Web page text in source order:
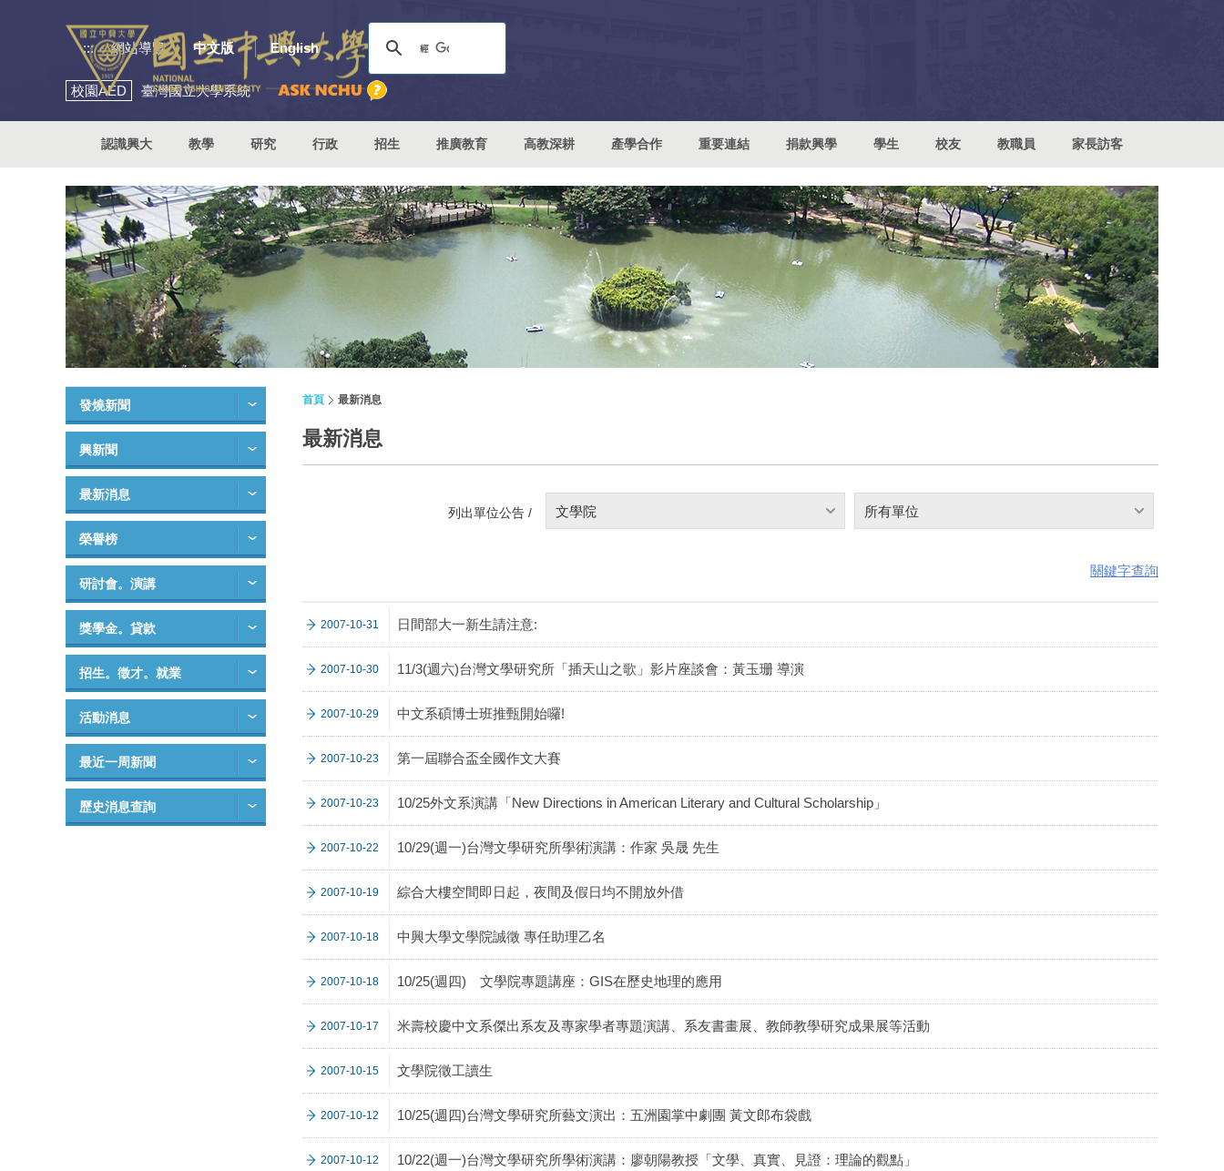
::: 網站導覽 中文版 English
校園AED 臺灣國立大學系統
認識興大 教學 研究 行政 招生 推廣教育 高教深耕 產學合作 重要連結 捐款興學 學生 校友 教職員 家長訪客
發燒新聞
興新聞
最新消息
榮譽榜
研討會。演講
獎學金。貸款
招生。徵才。就業
活動消息
最近一周新聞
歷史消息查詢
首頁 最新消息
最新消息
列出單位公告 / 文學院 所有單位
關鍵字查詢
2007-10-31 日間部大一新生請注意:
2007-10-30 11/3(週六)台灣文學研究所「插天山之歌」影片座談會：黃玉珊 導演
2007-10-29 中文系碩博士班推甄開始囉!
2007-10-23 第一屆聯合盃全國作文大賽
2007-10-23 10/25外文系演講「New Directions in American Literary and Cultural Scholarship」
2007-10-22 10/29(週一)台灣文學研究所學術演講：作家 吳晟 先生
2007-10-19 綜合大樓空間即日起，夜間及假日均不開放外借
2007-10-18 中興大學文學院誠徵 專任助理乙名
2007-10-18 10/25(週四) 文學院專題講座：GIS在歷史地理的應用
2007-10-17 米壽校慶中文系傑出系友及專家學者專題演講、系友書畫展、教師教學研究成果展等活動
2007-10-15 文學院徵工讀生
2007-10-12 10/25(週四)台灣文學研究所藝文演出：五洲園掌中劇團 黃文郎布袋戲
2007-10-12 10/22(週一)台灣文學研究所學術演講：廖朝陽教授「文學、真實、見證：理論的觀點」